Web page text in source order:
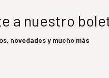
a nuestro
novedades y mucho más